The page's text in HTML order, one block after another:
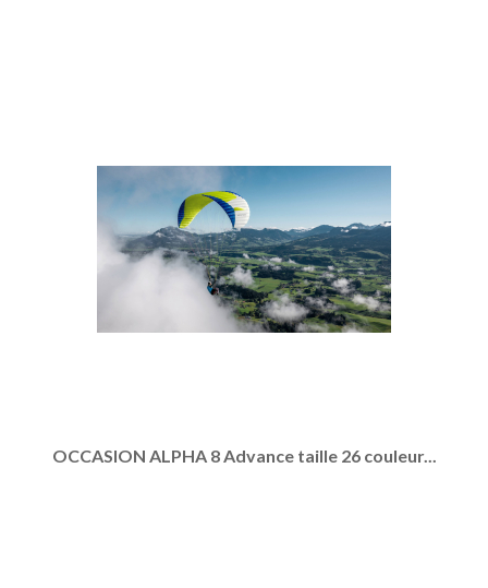
OCCASION ALPHA 8 Advance taille 26 couleur...